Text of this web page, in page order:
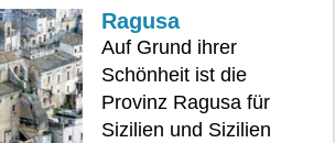
Ragusa
Auf Grund ihrer
Schönheit ist die
Provinz Ragusa für
Sizilien und Sizilien